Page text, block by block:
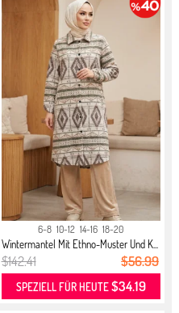
6-8 10-12 14-16 18-20
Wintermantel Mit Ethno-Muster Und K...
$142.41 $56.99
SPEZIELL FÜR HEUTE$34.19